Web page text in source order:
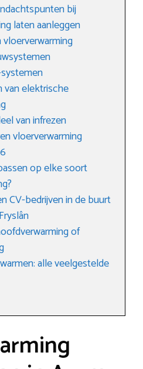
bij
laten aanleggen
van elektrische
van infrezen
vloerverwarming
op elke soort
CV-bedrijven in de buurt
of
alle veelgestelde